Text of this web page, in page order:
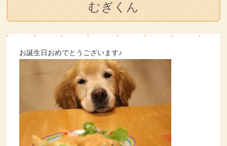
むぎくん
お誕生日おめでとうございます♪